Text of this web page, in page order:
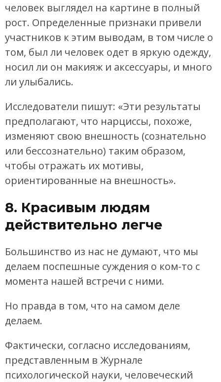
человек выглядел на картине в полный
рост. Определенные признаки привели
участников к этим выводам, в том числе о
том, был ли человек одет в яркую одежду,
носил ли он макияж и аксессуары, и много
ли улыбались.
Исследователи пишут: «Эти результаты
предполагают, что нарциссы, похоже,
изменяют свою внешность (сознательно
или бессознательно) таким образом,
чтобы отражать их мотивы,
ориентированные на внешность».
8. Красивым людям
действительно легче
Большинство из нас не думают, что мы
делаем поспешные суждения о ком-то с
момента нашей встречи с ними.
Но правда в том, что на самом деле
делаем.
Фактически, согласно исследованиям,
представленным в Журнале
психологической науки, человеческий